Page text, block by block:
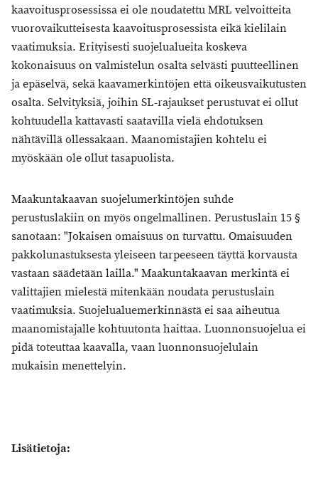
kaavoitusprosessissa ei ole noudatettu MRL velvoitteita
vuorovaikutteisesta kaavoitusprosessista eikä kielilain
vaatimuksia. Erityisesti suojelualueita koskeva
kokonaisuus on valmistelun osalta selvästi puutteellinen
ja epäselvä, sekä kaavamerkintöjen että oikeusvaikutusten
osalta. Selvityksiä, joihin SL-rajaukset perustuvat ei ollut
kohtuudella kattavasti saatavilla vielä ehdotuksen
nähtävillä ollessakaan. Maanomistajien kohtelu ei
myöskään ole ollut tasapuolista.
Maakuntakaavan suojelumerkintöjen suhde
perustuslakiin on myös ongelmallinen. Perustuslain 15 §
sanotaan: "Jokaisen omaisuus on turvattu. Omaisuuden
pakkolunastuksesta yleiseen tarpeeseen täyttä korvausta
vastaan säädetään lailla." Maakuntakaavan merkintä ei
valittajien mielestä mitenkään noudata perustuslain
vaatimuksia. Suojelualuemerkinnästä ei saa aiheutua
maanomistajalle kohtuutonta haittaa. Luonnonsuojelua ei
pidä toteuttaa kaavalla, vaan luonnonsuojelulain
mukaisin menettelyin.
Lisätietoja: